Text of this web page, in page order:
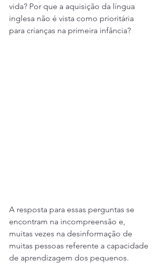
vida? Por que a aquisição da língua
inglesa não é vista como prioritária
para crianças na primeira infância?
A resposta para essas perguntas se
encontram na incompreensão e,
muitas vezes na desinformação de
muitas pessoas referente a capacidade
de aprendizagem dos pequenos.